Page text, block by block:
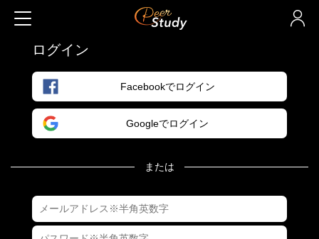
ログイン
Facebookでログイン
Googleでログイン
または